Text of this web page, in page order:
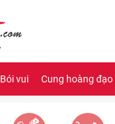
Bói vui Cung hoàng đạo